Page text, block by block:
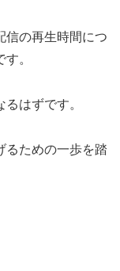
信の再生時間につ
。
はずです。
るための一歩を踏